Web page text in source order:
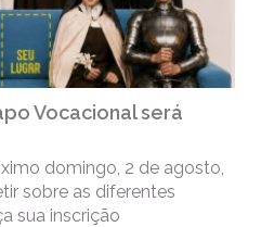
Vocacional será
domingo, 2 de agosto,
sobre as diferentes
sua inscrição